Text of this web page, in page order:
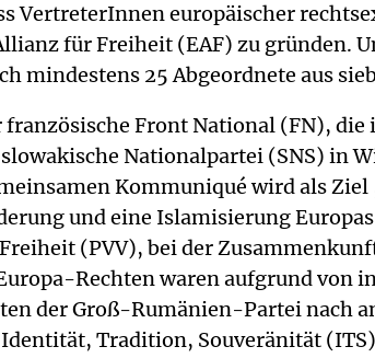
VertreterInnen europäischer
für Freiheit (EAF) zu gründen.
mindestens 25 Abgeordnete aus
Front National (FN),
Nationalpartei (SNS) in
Kommuniqué wird als Ziel
und eine Islamisierung
(PVV), bei der
Rechten waren aufgrund von
der Groß-Rumänien-Partei nach
Tradition, Souveränität